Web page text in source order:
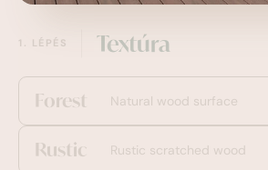
1. LÉPÉS Textúra
Forest Natural wood surface
Rustic Rustic scratched wood